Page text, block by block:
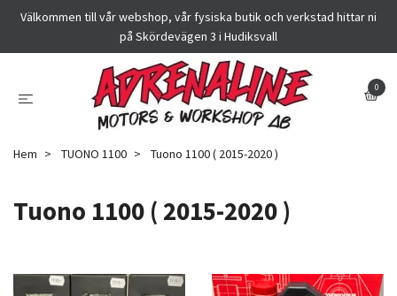
Välkommen till vår webshop, vår fysiska butik och verkstad hittar ni
på Skördevägen 3 i Hudiksvall
0
Hem TUONO 1100 Tuono 1100 ( 2015-2020 )
Tuono 1100 ( 2015-2020 )